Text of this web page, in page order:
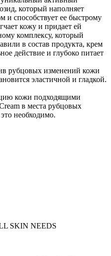
который наполняет
и способствует ее быстрому
кожу и придает ей
комплексу, который
в состав продукта, крем
действие и глубоко питает
рубцовых изменений кожи
эластичной и гладкой.
кожи подходящими
в места рубцовых
необходимо.
SKIN NEEDS